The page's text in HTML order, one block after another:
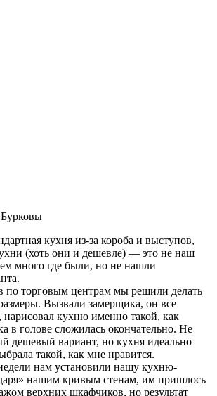
кухня из-за короба и выступов,
(хоть они и дешевле) — это не наш
много где были, но не нашли
по торговым центрам мы решили делать
Вызвали замерщика, он все
нарисовал кухню именно такой, как
в голове сложилась окончательно. Не
дешевый вариант, но кухня идеально
такой, как мне нравится.
нам установили нашу кухню-
нашим кривым стенам, им пришлось
верхних шкафчиков, но результат